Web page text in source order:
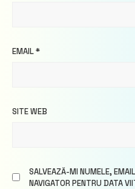
EMAIL*
SITE WEB
SALVEAZĂ-MI NUMELE,
NAVIGATOR PENTRU DATA